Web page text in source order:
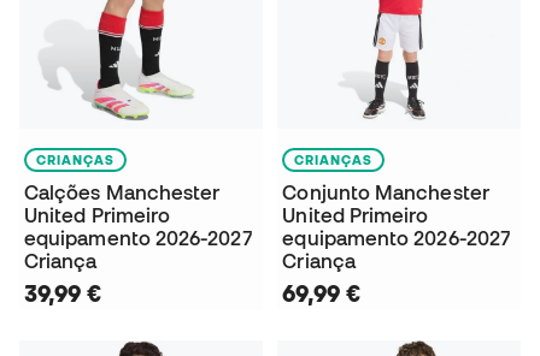
CRIANÇAS
Calções Manchester
United Primeiro
equipamento 2026-2027
Criança
39,99 €
CRIANÇAS
Conjunto Manchester
United Primeiro
equipamento 2026-2027
Criança
69,99 €